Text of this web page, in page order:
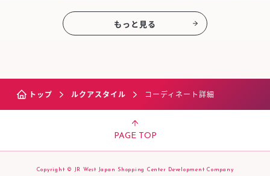
もっと見る
トップ ルクアスタイル コーディネート詳細
PAGE TOP
Copyright © JR West Japan Shopping Center Development Company